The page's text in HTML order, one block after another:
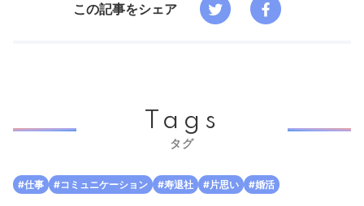
この記事をシェア
Tags
タグ
#仕事 #コミュニケーション #寿退社 #片思い #婚活